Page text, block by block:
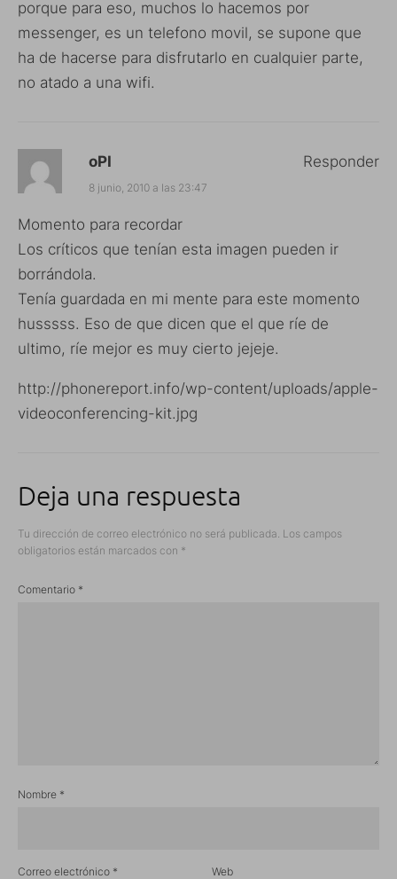
porque para eso, muchos lo hacemos por
messenger, es un telefono movil, se supone que
ha de hacerse para disfrutarlo en cualquier parte,
no atado a una wifi.
oPI
8 junio, 2010 a las 23:47
Momento para recordar
Los críticos que tenían esta imagen pueden ir
borrándola.
Tenía guardada en mi mente para este momento
husssss. Eso de que dicen que el que ríe de
ultimo, ríe mejor es muy cierto jejeje.
http://phonereport.info/wp-content/uploads/apple-
videoconferencing-kit.jpg
Responder
Deja una respuesta
Tu dirección de correo electrónico no será publicada. Los campos
obligatorios están marcados con *
Comentario *
Nombre *
Correo electrónico * Web